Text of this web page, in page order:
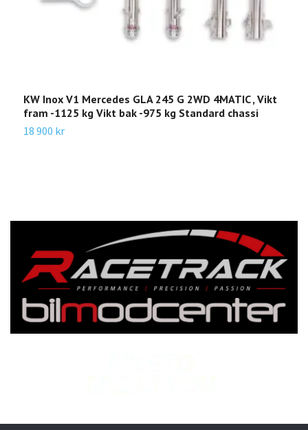
KW Inox V1 Mercedes GLA 245 G 2WD 4MATIC , Vikt
fram -1125 kg Vikt bak -975 kg Standard chassi
18 900 kr